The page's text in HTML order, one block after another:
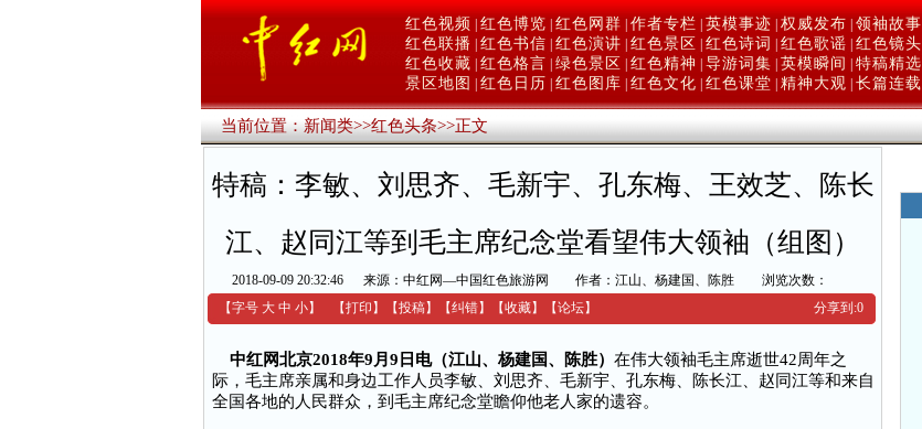
红色视频 红色博览 红色网群 作者专栏 英模事迹 权威发布 领袖故事
红色联播 红色书信 红色演讲 红色景区 红色诗词 红色歌谣 红色镜头
红色收藏 红色格言 绿色景区 红色精神 导游词集 英模瞬间 特稿精选
景区地图
红色日历 红色图库 红色文化 红色课堂 精神大观 长篇连载
当前位置：新闻类>>红色头条>>正文
特稿：李敏、刘思齐、毛新宇、孔东梅、王效芝、陈长
江、赵同江等到毛主席纪念堂看望伟大领袖（组图）
2018-09-09 20:32:46 来源：中红网—中国红色旅游网 作者：江山、杨建国、陈胜
浏览次数：
【字号 大 中 小】 【打印 】 【投稿】 【纠错】 【收藏】 【论坛】 分享到:0
中红网北京2018年9月9日电（江山、杨建国、陈胜） 在伟大领袖毛主席逝世42周年之
际，毛主席亲属和身边工作人员李敏、刘思齐、毛新宇、孔东梅、陈长江、赵同江等和来自
全国各地的人民群众，到毛主席纪念堂瞻仰他老人家的遗容。